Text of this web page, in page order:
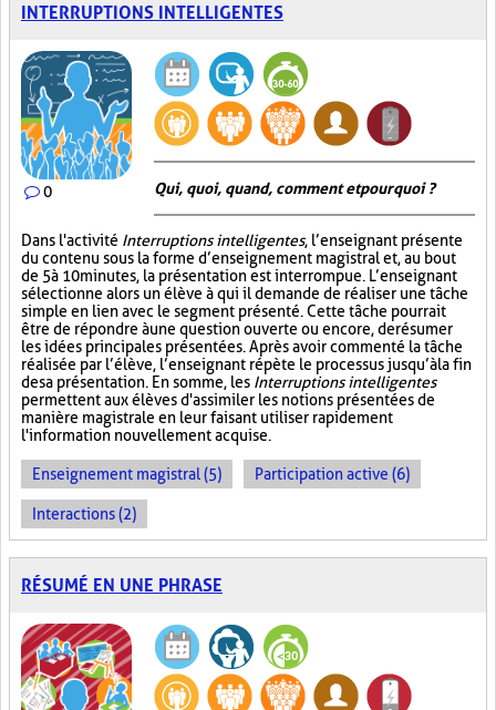
INTERRUPTIONS INTELLIGENTES
0 Qui, quoi, quand, comment et pourquoi ?
Dans l'activité Interruptions intelligentes, l’enseignant présente
du contenu sous la forme d’enseignement magistral et, au bout
de 5 à 10 minutes, la présentation est interrompue. L’enseignant
sélectionne alors un élève à qui il demande de réaliser une tâche
simple en lien avec le segment présenté. Cette tâche pourrait
être de répondre à une question ouverte ou encore, de résumer
les idées principales présentées. Après avoir commenté la tâche
réalisée par l’élève, l’enseignant répète le processus jusqu’à la fin
de sa présentation. En somme, les Interruptions intelligentes
permettent aux élèves d'assimiler les notions présentées de
manière magistrale en leur faisant utiliser rapidement
l'information nouvellement acquise.
Enseignement magistral (5) Participation active (6)
Interactions (2)
RÉSUMÉ EN UNE PHRASE